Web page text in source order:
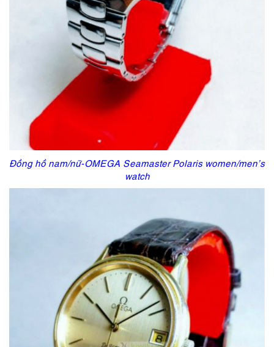
Đồng hồ nam/nữ-OMEGA Seamaster Polaris women/men’s
watch